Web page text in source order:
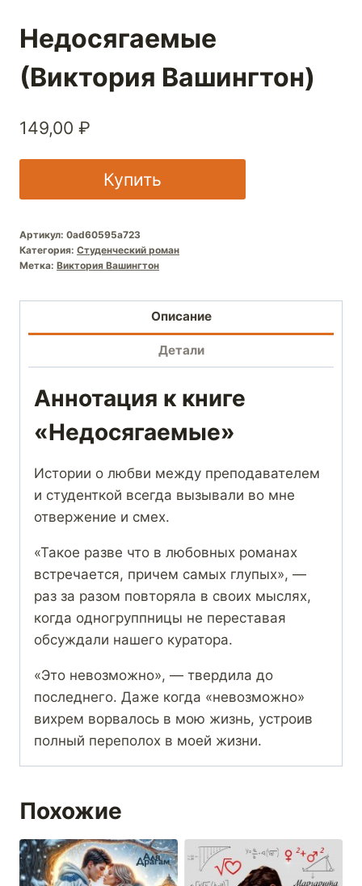
Недосягаемые
(Виктория Вашингтон)
149,00 ₽
Купить
Артикул: 0ad60595a723
Категория: Студенческий роман
Метка: Виктория Вашингтон
Описание
Детали
Аннотация к книге
«Недосягаемые»
Истории о любви между преподавателем
и студенткой всегда вызывали во мне
отвержение и смех.
«Такое разве что в любовных романах
встречается, причем самых глупых», —
раз за разом повторяла в своих мыслях,
когда одногруппницы не переставая
обсуждали нашего куратора.
«Это невозможно», — твердила до
последнего. Даже когда «невозможно»
вихрем ворвалось в мою жизнь, устроив
полный переполох в моей жизни.
Похожие